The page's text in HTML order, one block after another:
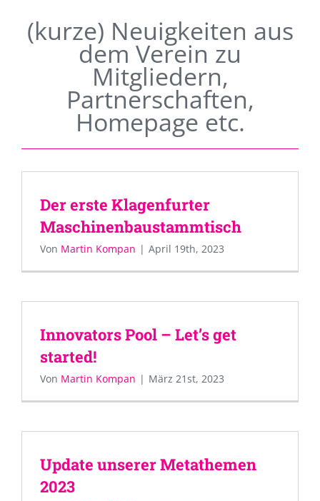
(kurze) Neuigkeiten aus
dem Verein zu
Mitgliedern,
Partnerschaften,
Homepage etc.
Der erste Klagenfurter
Maschinenbaustammtisch
Von Martin Kompan | April 19th, 2023
Innovators Pool – Let’s get
started!
Von Martin Kompan | März 21st, 2023
Update unserer Metathemen
2023